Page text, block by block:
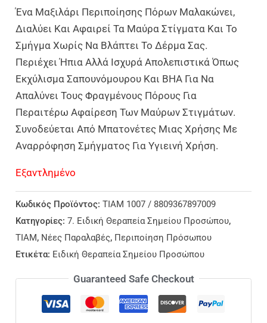
Ένα Μαξιλάρι Περιποίησης Πόρων Μαλακώνει,
Διαλύει Και Αφαιρεί Τα Μαύρα Στίγματα Και Το
Σμήγμα Χωρίς Να Βλάπτει Το Δέρμα Σας.
Περιέχει Ήπια Αλλά Ισχυρά Απολεπιστικά Όπως
Εκχύλισμα Σαπουνόμουρου Και BHA Για Να
Απαλύνει Τους Φραγμένους Πόρους Για
Περαιτέρω Αφαίρεση Των Μαύρων Στιγμάτων.
Συνοδεύεται Από Μπατονέτες Μιας Χρήσης Με
Αναρρόφηση Σμήγματος Για Υγιεινή Χρήση.
Εξαντλημένο
Κωδικός Προϊόντος:TIAM 1007 / 8809367897009
Κατηγορίες:7. Ειδική Θεραπεία Σημείου Προσώπου,
TIAM, Νέες Παραλαβές, Περιποίηση Πρόσωπου
Ετικέτα: Ειδική Θεραπεία Σημείου Προσώπου
Guaranteed Safe Checkout